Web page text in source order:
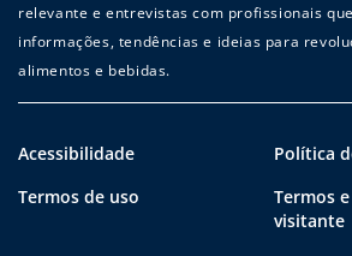
relevante e entrevistas com profissionais
informações, tendências e ideias para
alimentos e bebidas.
Acessibilidade
Política
Termos de uso
Termos
visitante